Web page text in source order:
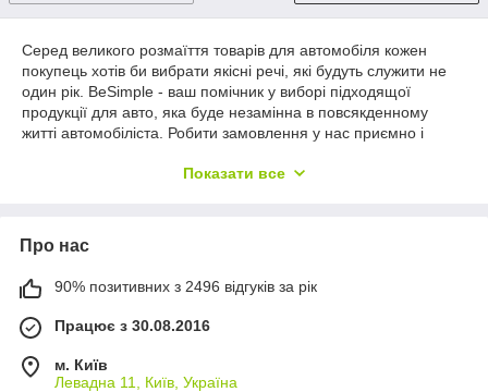
Серед великого розмаїття товарів для автомобіля кожен
покупець хотів би вибрати якісні речі, які будуть служити не
один рік. BeSimple - ваш помічник у виборі підходящої
продукції для авто, яка буде незамінна в повсякденному
житті автомобіліста. Робити замовлення у нас приємно і
обстановку і сильно відриватися від важливих справ.
зручно гортати каталог, заходячи в цікавий розділ і
увагу на його зовнішній вигляд, вартість і виробника. Якісні
стикається з автомобілями. Сьогодні без комфортного
нагоді продукція, представлена у нас.
Показати все
Про нас
90% позитивних з 2496 відгуків за рік
Працює з 30.08.2016
м. Київ
Левадна 11, Київ, Україна